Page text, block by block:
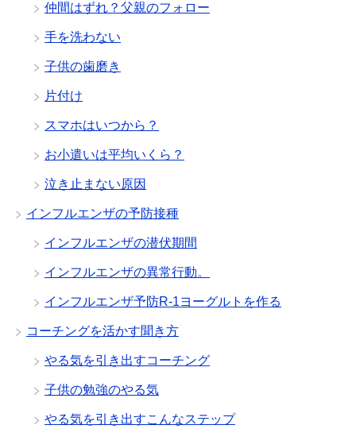
仲間はずれ？父親のフォロー
手を洗わない
子供の歯磨き
片付け
スマホはいつから？
お小遣いは平均いくら？
泣き止まない原因
インフルエンザの予防接種
インフルエンザの潜伏期間
インフルエンザの異常行動。
インフルエンザ予防R-1ヨーグルトを作る
コーチングを活かす聞き方
やる気を引き出すコーチング
子供の勉強のやる気
やる気を引き出すこんなステップ